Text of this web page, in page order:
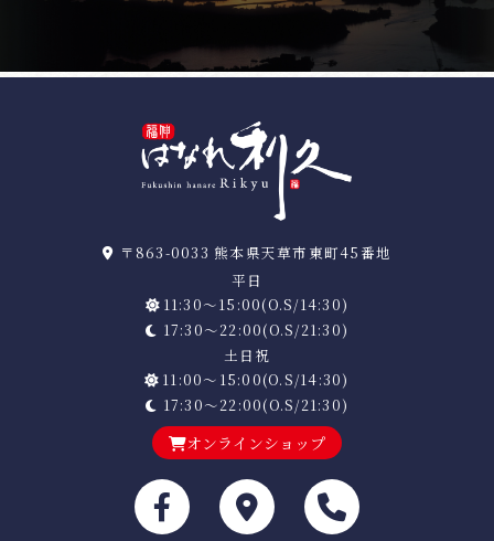
〒863-0033 熊本県天草市東町45番地
平日
11:30～15:00(O.S/14:30)
17:30～22:00(O.S/21:30)
土日祝
11:00～15:00(O.S/14:30)
17:30～22:00(O.S/21:30)
オンラインショップ